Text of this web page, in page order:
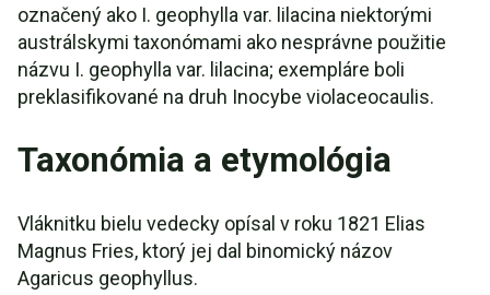
označený ako I. geophylla var. lilacina niektorými
austrálskymi taxonómami ako nesprávne použitie
názvu I. geophylla var. lilacina; exempláre boli
preklasifikované na druh Inocybe violaceocaulis.
Taxonómia a etymológia
Vláknitku bielu vedecky opísal v roku 1821 Elias
Magnus Fries, ktorý jej dal binomický názov
Agaricus geophyllus.